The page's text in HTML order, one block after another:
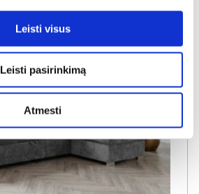
Leisti visus
Leisti pasirinkimą
Atmesti